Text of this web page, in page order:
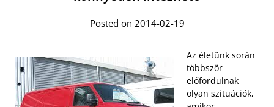
Posted on 2014-02-19
Az életünk során
többször
előfordulnak
olyan szituációk,